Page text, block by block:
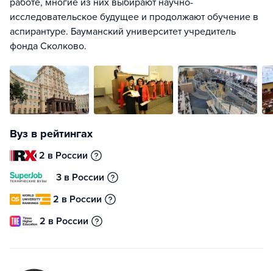
работе, многие из них выбирают научно-
исследовательское будущее и продолжают обучение в
аспирантуре. Бауманский университет учредитель
фонда Сколково.
Вуз в рейтингах
2 в России
3 в России
2 в России
2 в России